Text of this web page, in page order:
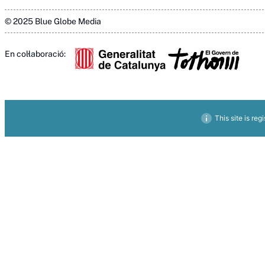
© 2025 Blue Globe Media
En col·laboració:
This site is